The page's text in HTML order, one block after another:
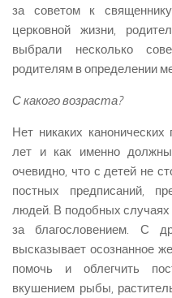
за советом к
церковной жизни,
выбрали несколько
родителям в определении
С какого возраста?
Нет никаких
лет и как именно
очевидно, что с детей не
постных предписаний,
людей. В подобных случаях
за благословением. С
высказывает осознанное
помочь и облегчить
вкушением рыбы,